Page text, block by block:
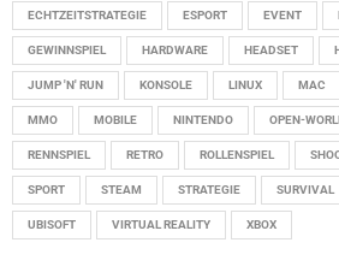
ECHTZEITSTRATEGIE ESPORT EVENT
GEWINNSPIEL HARDWARE HEADSET
JUMP 'N' RUN KONSOLE LINUX MAC
MMO MOBILE NINTENDO OPEN-
RENNSPIEL RETRO ROLLENSPIEL
SPORT STEAM STRATEGIE SURVIVAL
UBISOFT VIRTUAL REALITY XBOX